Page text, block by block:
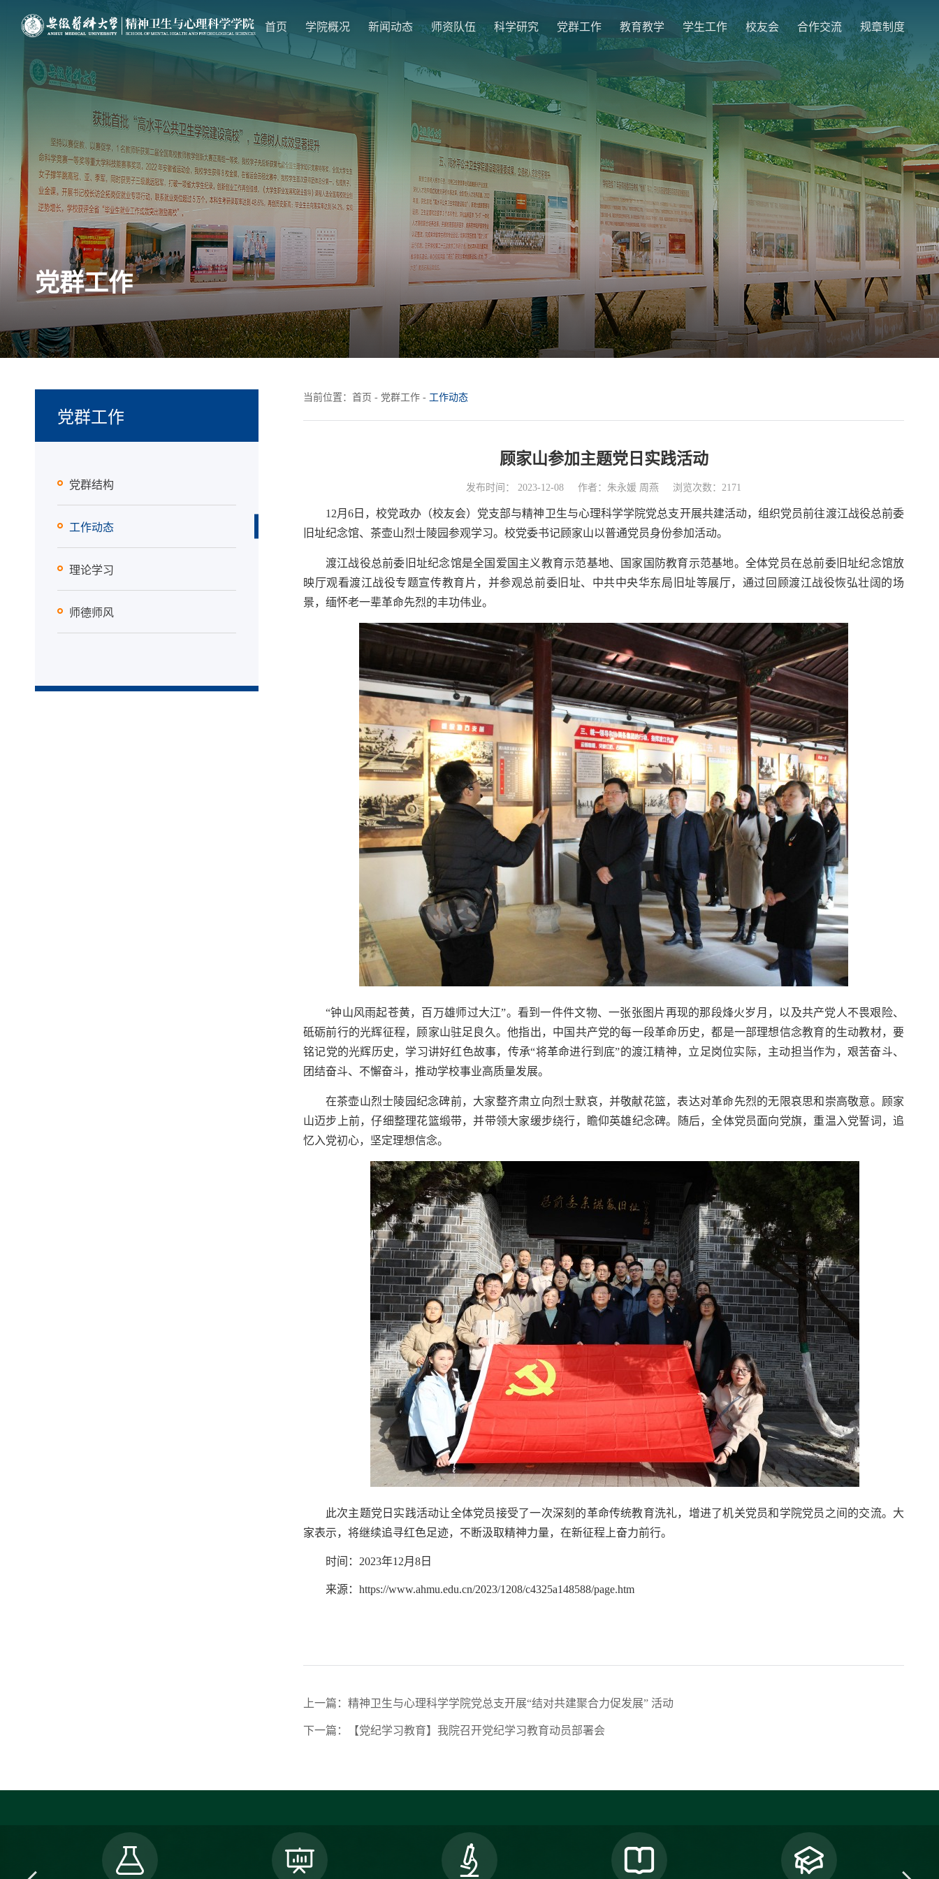
首页 学院概况 新闻动态 师资队伍 科学研究 党群工作 教育教学 学生工作 校友会 合作交流 规章制度
党群工作
党群工作
党群结构
工作动态
理论学习
师德师风
当前位置： 首页 - 党群工作 - 工作动态
顾家山参加主题党日实践活动
发布时间： 2023-12-08 作者：朱永媛 周燕 浏览次数：2171
12月6日，校党政办（校友会）党支部与精神卫生与心理科学学院党总支开展共建活动，组织党员前往渡江战役总前委
旧址纪念馆、茶壶山烈士陵园参观学习。校党委书记顾家山以普通党员身份参加活动。
渡江战役总前委旧址纪念馆是全国爱国主义教育示范基地、国家国防教育示范基地。全体党员在总前委旧址纪念馆放
映厅观看渡江战役专题宣传教育片，并参观总前委旧址、中共中央华东局旧址等展厅，通过回顾渡江战役恢弘壮阔的场
景，缅怀老一辈革命先烈的丰功伟业。
“钟山风雨起苍黄，百万雄师过大江”。看到一件件文物、一张张图片再现的那段烽火岁月，以及共产党人不畏艰险、
砥砺前行的光辉征程，顾家山驻足良久。他指出，中国共产党的每一段革命历史，都是一部理想信念教育的生动教材，要
铭记党的光辉历史，学习讲好红色故事，传承“将革命进行到底”的渡江精神，立足岗位实际，主动担当作为，艰苦奋斗、
团结奋斗、不懈奋斗，推动学校事业高质量发展。
在茶壶山烈士陵园纪念碑前，大家整齐肃立向烈士默哀，并敬献花篮，表达对革命先烈的无限哀思和崇高敬意。顾家
山迈步上前，仔细整理花篮缎带，并带领大家缓步绕行，瞻仰英雄纪念碑。随后，全体党员面向党旗，重温入党誓词，追
忆入党初心，坚定理想信念。
此次主题党日实践活动让全体党员接受了一次深刻的革命传统教育洗礼，增进了机关党员和学院党员之间的交流。大
家表示，将继续追寻红色足迹，不断汲取精神力量，在新征程上奋力前行。
时间：2023年12月8日
来源：https://www.ahmu.edu.cn/2023/1208/c4325a148588/page.htm
上一篇：精神卫生与心理科学学院党总支开展“结对共建聚合力促发展” 活动
下一篇：【党纪学习教育】我院召开党纪学习教育动员部署会